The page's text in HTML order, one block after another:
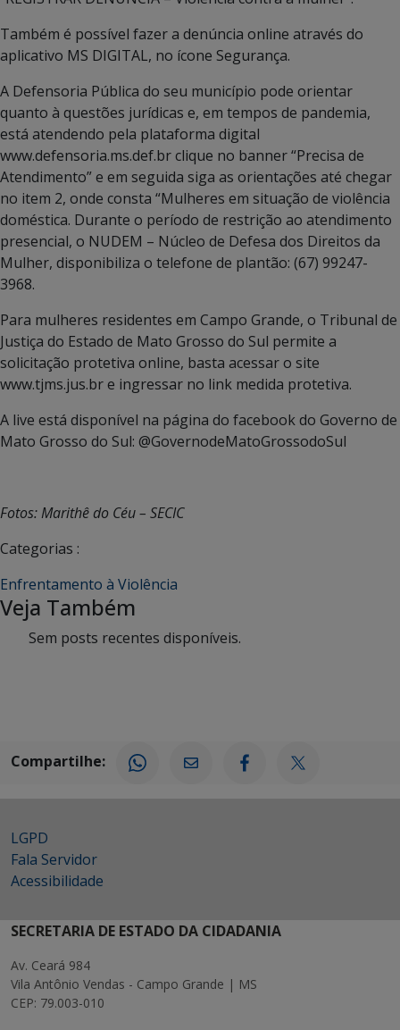
Também é possível fazer a denúncia online através do
aplicativo MS DIGITAL, no ícone Segurança.
A Defensoria Pública do seu município pode orientar
quanto à questões jurídicas e, em tempos de pandemia,
está atendendo pela plataforma digital
www.defensoria.ms.def.br clique no banner “Precisa de
Atendimento” e em seguida siga as orientações até chegar
no item 2, onde consta “Mulheres em situação de violência
doméstica. Durante o período de restrição ao atendimento
presencial, o NUDEM – Núcleo de Defesa dos Direitos da
Mulher, disponibiliza o telefone de plantão: (67) 99247-
3968.
Para mulheres residentes em Campo Grande, o Tribunal de
Justiça do Estado de Mato Grosso do Sul permite a
solicitação protetiva online, basta acessar o site
www.tjms.jus.br e ingressar no link medida protetiva.
A live está disponível na página do facebook do Governo de
Mato Grosso do Sul: @GovernodeMatoGrossodoSul
Fotos: Marithê do Céu – SECIC
Categorias :
Enfrentamento à Violência
Veja Também
Sem posts recentes disponíveis.
Compartilhe:
LGPD
Fala Servidor
Acessibilidade
SECRETARIA DE ESTADO DA CIDADANIA
Av. Ceará 984
Vila Antônio Vendas - Campo Grande | MS
CEP: 79.003-010